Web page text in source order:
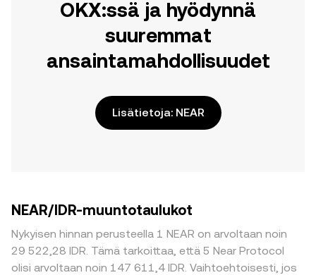
OKX:ssä ja hyödynnä
suuremmat
ansaintamahdollisuudet
Lisätietoja: NEAR
NEAR/IDR-muuntotaulukot
Nykyisen hinnan perusteella 1 NEAR on arvoltaan noin
29 522,28 IDR. Tämä tarkoittaa, että 5 Near Protocol
olisi arvoltaan noin 147 611,4 IDR. Vaihtoehtoisesti, jos